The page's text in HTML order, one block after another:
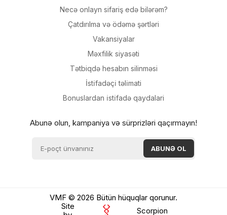
Necə onlayn sifariş edə bilərəm?
Çatdırılma və ödəmə şərtləri
Vakansiyalar
Məxfilik siyasəti
Tətbiqdə hesabın silinməsi
İsti̇fadəçi̇ təli̇mati
Bonuslardan i̇sti̇fadə qaydalari
Abunə olun, kampaniya və sürprizləri qaçırmayın!
VMF © 2026 Bütün hüquqlar qorunur.
Site
Scorpion